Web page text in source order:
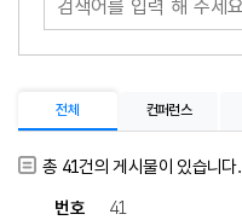
전체 컨퍼런스
총 41건의 게시물이 있습니다.
41